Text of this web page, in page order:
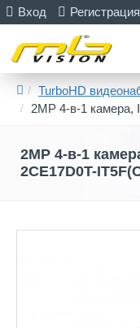
Вход Регистрация
TurboHD
2MP 4-в-1 камера,
2MP 4-в-1
2CE17D0T-